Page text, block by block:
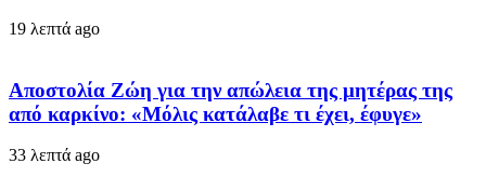
19 λεπτά ago
Αποστολία Ζώη για την απώλεια της μητέρας της
από καρκίνο: «Μόλις κατάλαβε τι έχει, έφυγε»
33 λεπτά ago